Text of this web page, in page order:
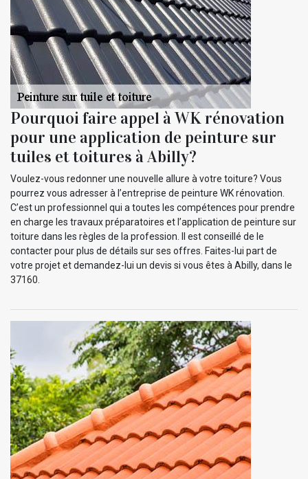
Pourquoi faire appel à WK rénovation
pour une application de peinture sur
tuiles et toitures à Abilly?
Voulez-vous redonner une nouvelle allure à votre toiture? Vous
pourrez vous adresser à l’entreprise de peinture WK rénovation.
C’est un professionnel qui a toutes les compétences pour prendre
en charge les travaux préparatoires et l’application de peinture sur
toiture dans les règles de la profession. Il est conseillé de le
contacter pour plus de détails sur ses offres. Faites-lui part de
votre projet et demandez-lui un devis si vous êtes à Abilly, dans le
37160.